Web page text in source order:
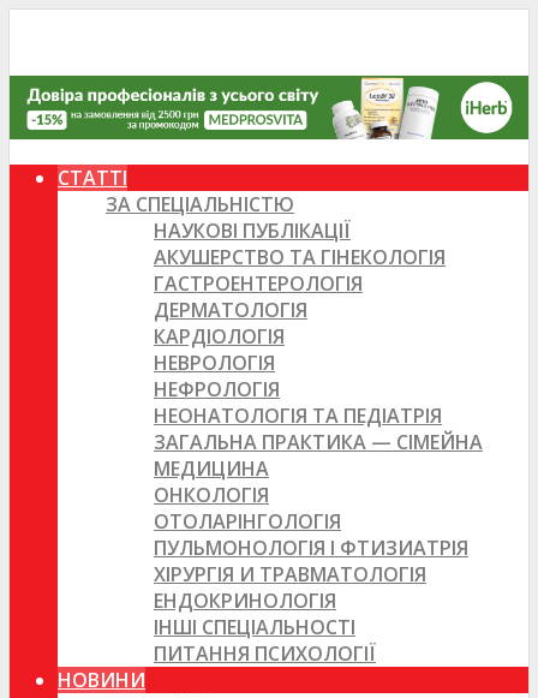
СТАТТІ
ЗА СПЕЦІАЛЬНІСТЮ
НАУКОВІ ПУБЛІКАЦІЇ
АКУШЕРСТВО ТА ГІНЕКОЛОГІЯ
ГАСТРОЕНТЕРОЛОГІЯ
ДЕРМАТОЛОГІЯ
КАРДІОЛОГІЯ
НЕВРОЛОГІЯ
НЕФРОЛОГІЯ
НЕОНАТОЛОГІЯ ТА ПЕДІАТРІЯ
ЗАГАЛЬНА ПРАКТИКА — СІМЕЙНА
МЕДИЦИНА
ОНКОЛОГІЯ
ОТОЛАРІНГОЛОГІЯ
ПУЛЬМОНОЛОГІЯ І ФТИЗИАТРІЯ
ХІРУРГІЯ И ТРАВМАТОЛОГІЯ
ЕНДОКРИНОЛОГІЯ
ІНШІ СПЕЦІАЛЬНОСТІ
ПИТАННЯ ПСИХОЛОГІЇ
НОВИНИ